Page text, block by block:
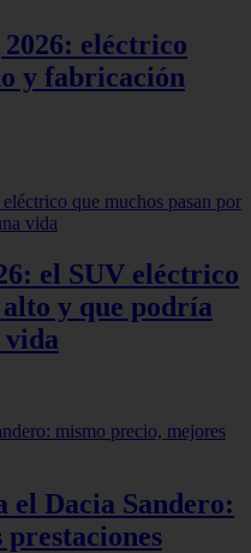
eléctrico
y fabricación
el SUV eléctrico
y que podría
vida
Dacia Sandero: